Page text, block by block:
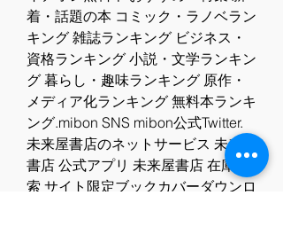
着・話題の本 コミック・ラノベラン
キング 雑誌ランキング ビジネス・
資格ランキング 小説・文学ランキン
グ 暮らし・趣味ランキング 原作・
メディア化ランキング 無料本ランキ
ング.mibon SNS mibon公式Twitter.
未来屋書店のネットサービス 未来屋
書店 公式アプリ 未来屋書店 在庫検
索 サイト限定ブックカバーダウンロ